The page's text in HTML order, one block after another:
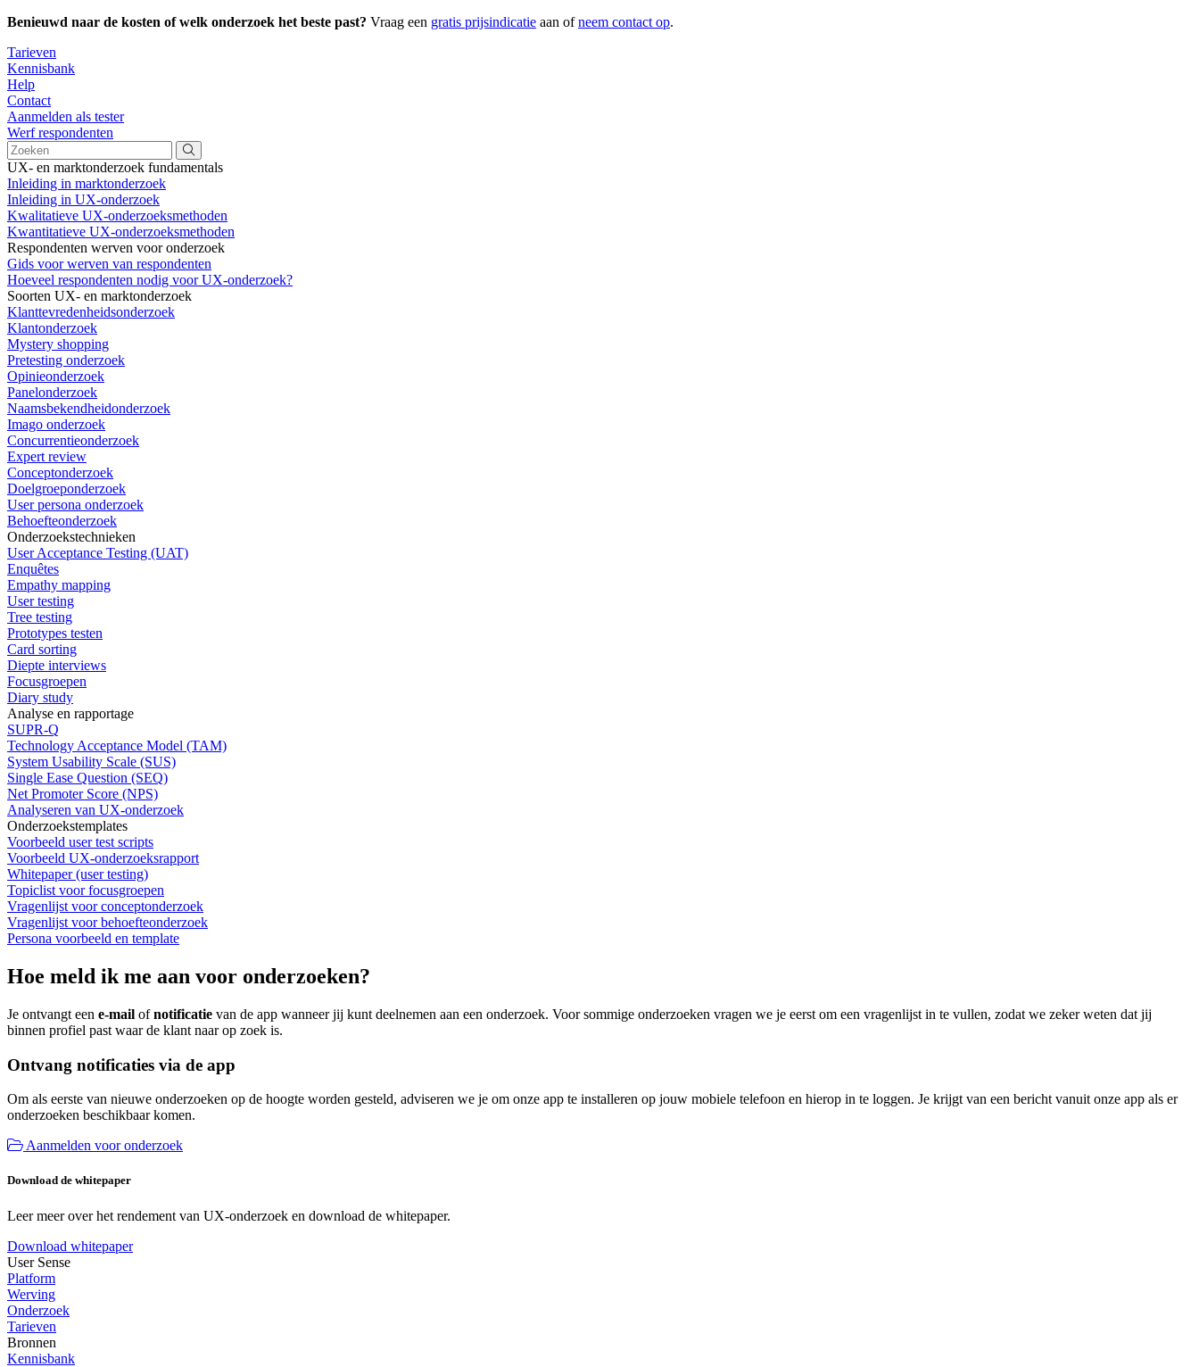
Benieuwd naar de kosten of welk onderzoek het beste past? Vraag een gratis prijsindicatie aan ofneem contact op.
Tarieven
Kennisbank
Help
Contact
Aanmelden als tester
Werf respondenten
UX- en marktonderzoek fundamentals
Inleiding in marktonderzoek
Inleiding in UX-onderzoek
Kwalitatieve UX-onderzoeksmethoden
Kwantitatieve UX-onderzoeksmethoden
Respondenten werven voor onderzoek
Gids voor werven van respondenten
Hoeveel respondenten nodig voor UX-onderzoek?
Soorten UX- en marktonderzoek
Klanttevredenheidsonderzoek
Klantonderzoek
Mystery shopping
Pretesting onderzoek
Opinieonderzoek
Panelonderzoek
Naamsbekendheidonderzoek
Imago onderzoek
Concurrentieonderzoek
Expert review
Conceptonderzoek
Doelgroeponderzoek
User persona onderzoek
Behoefteonderzoek
Onderzoekstechnieken
User Acceptance Testing (UAT)
Enquêtes
Empathy mapping
User testing
Tree testing
Prototypes testen
Card sorting
Diepte interviews
Focusgroepen
Diary study
Analyse en rapportage
SUPR-Q
Technology Acceptance Model (TAM)
System Usability Scale (SUS)
Single Ease Question (SEQ)
Net Promoter Score (NPS)
Analyseren van UX-onderzoek
Onderzoekstemplates
Voorbeeld user test scripts
Voorbeeld UX-onderzoeksrapport
Whitepaper (user testing)
Topiclist voor focusgroepen
Vragenlijst voor conceptonderzoek
Vragenlijst voor behoefteonderzoek
Persona voorbeeld en template
Hoe meld ik me aan voor onderzoeken?
Je ontvangt een e-mail ofnotificatie van de app wanneer jij kunt deelnemen aan een onderzoek. Voor sommige onderzoeken vragen we je eerst om een vragenlijst in te vullen, zodat we zeker weten dat jij
binnen profiel past waar de klant naar op zoek is.
Ontvang notificaties via de app
Om als eerste van nieuwe onderzoeken op de hoogte worden gesteld, adviseren we je om onze app te installeren op jouw mobiele telefoon en hierop in te loggen. Je krijgt van een bericht vanuit onze app als er
onderzoeken beschikbaar komen.
Aanmelden voor onderzoek
Download de whitepaper
Leer meer over het rendement van UX-onderzoek en download de whitepaper.
Download whitepaper
User Sense
Platform
Werving
Onderzoek
Tarieven
Bronnen
Kennisbank